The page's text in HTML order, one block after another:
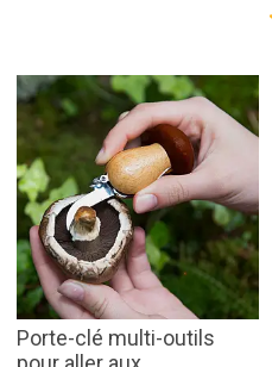
Porte-clé multi-outils